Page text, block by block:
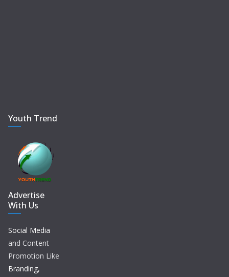
Youth Trend
Advertise
With Us
Social Media
and Content
Promotion Like
Branding,